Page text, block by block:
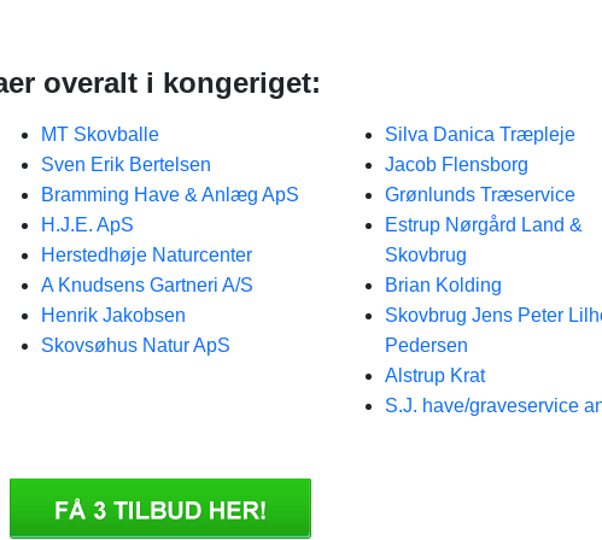
overalt i kongeriget:
MT Skovballe
Sven Erik Bertelsen
Bramming Have & Anlæg ApS
H.J.E. ApS
Herstedhøje Naturcenter
A Knudsens Gartneri A/S
Henrik Jakobsen
Skovsøhus Natur ApS
Silva Danica Træpleje
Jacob Flensborg
Grønlunds Træservice
Estrup Nørgård Land &
Skovbrug
Brian Kolding
Skovbrug Jens Peter
Pedersen
Alstrup Krat
S.J. have/graveservice